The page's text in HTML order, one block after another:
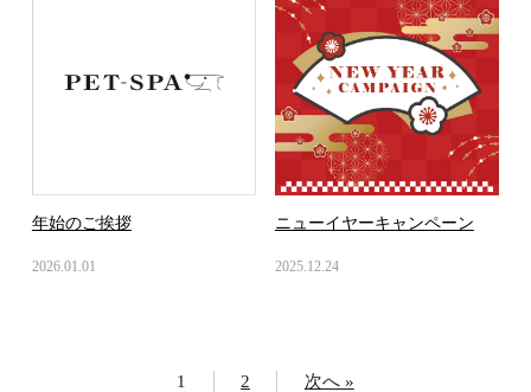
年始のご挨拶
2026.01.01
ニューイヤーキャンペーン
2025.12.24
1 2 次へ »